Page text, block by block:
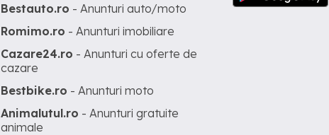
Bestauto.ro - Anunturi auto/moto
Romimo.ro - Anunturi imobiliare
Cazare24.ro - Anunturi cu oferte de
cazare
Bestbike.ro - Anunturi moto
Animalutul.ro - Anunturi gratuite
animale